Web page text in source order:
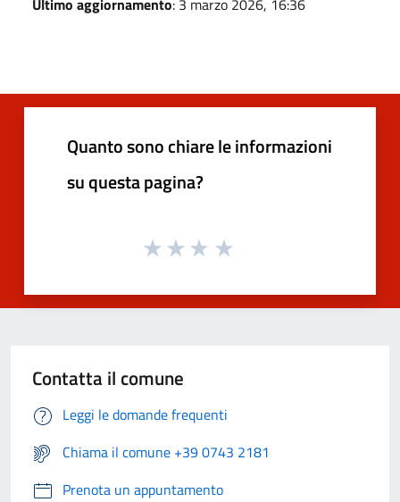
Quanto sono chiare le informazioni
su questa pagina?
Contatta il comune
Leggi le domande frequenti
Chiama il comune +39 0743 2181
Prenota un appuntamento